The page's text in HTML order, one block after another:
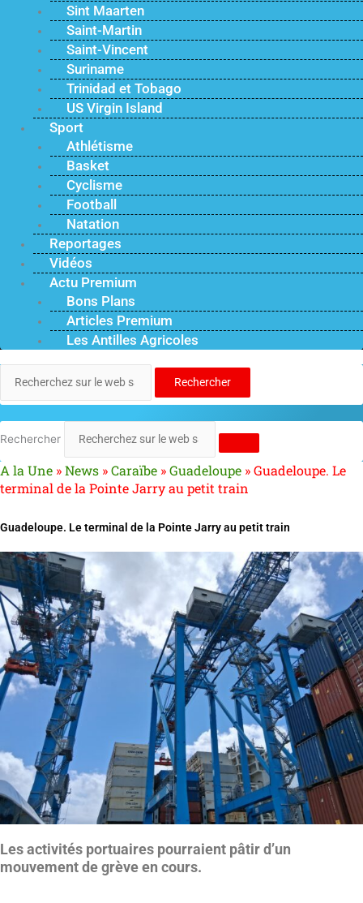
Sint Maarten
Saint-Martin
Saint-Vincent
Suriname
Trinidad et Tobago
US Virgin Island
Sport
Athlétisme
Basket
Cyclisme
Football
Natation
Reportages
Vidéos
Actu Premium
Bons Plans
Articles Premium
Les Antilles Agricoles
Rechercher
Rechercher
A la Une »News »Caraïbe »Guadeloupe »Guadeloupe. Le
terminal de la Pointe Jarry au petit train
Guadeloupe. Le terminal de la Pointe Jarry au petit train
Les activités portuaires pourraient pâtir d’un
mouvement de grève en cours.